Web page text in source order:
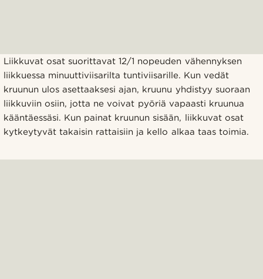
Liikkuvat osat suorittavat 12/1 nopeuden vähennyksen
liikkuessa minuuttiviisarilta tuntiviisarille. Kun vedät
kruunun ulos asettaaksesi ajan, kruunu yhdistyy suoraan
liikkuviin osiin, jotta ne voivat pyöriä vapaasti kruunua
kääntäessäsi. Kun painat kruunun sisään, liikkuvat osat
kytkeytyvät takaisin rattaisiin ja kello alkaa taas toimia.